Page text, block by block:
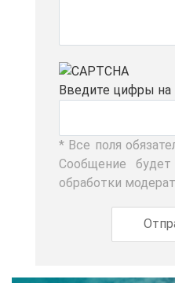
Вве­ди­те циф­ры на
* Все по­ля
Со­об­ще­ние
об­ра­бот­ки